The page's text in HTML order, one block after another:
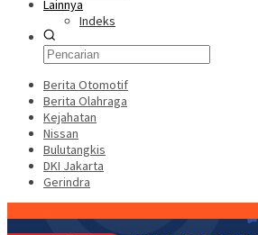
Lainnya
Indeks
Berita Otomotif
Berita Olahraga
Kejahatan
Nissan
Bulutangkis
DKI Jakarta
Gerindra